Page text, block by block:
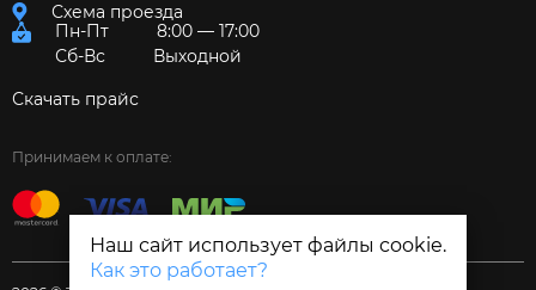
Наш сайт использует файлы cookie.
Как это работает?
Схема проезда
Пн-Пт
8:00 — 17:00
Сб-Вс
Выходной
Скачать прайс
Принимаем к оплате: